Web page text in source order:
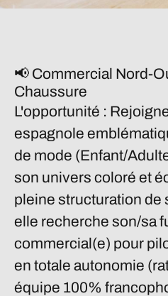
📢 Commercial Nord-
Chaussure
L'opportunité :
espagnole
de mode (Enfant/
son univers coloré et
pleine structuration de
elle recherche son/sa
commercial(e) pour
en totale autonomie
équipe 100%